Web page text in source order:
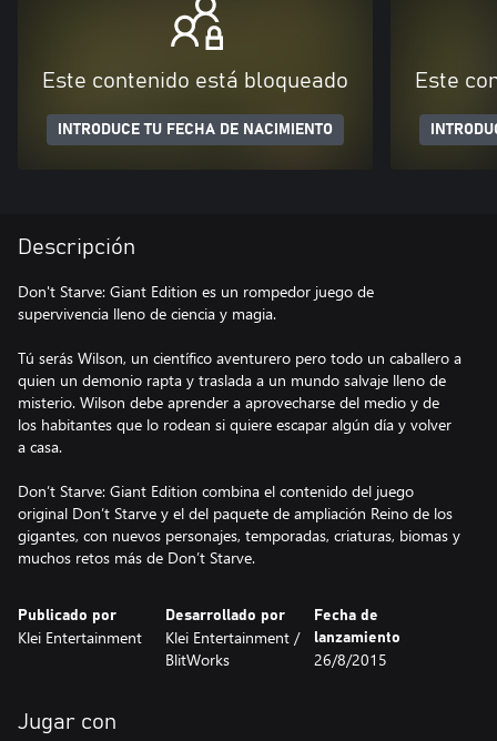
Este contenido está bloqueado
INTRODUCE TU FECHA DE NACIMIENTO
Este
Descripción
Don't Starve: Giant Edition es un rompedor juego de
supervivencia lleno de ciencia y magia.
Tú serás Wilson, un científico aventurero pero todo un caballero a
quien un demonio rapta y traslada a un mundo salvaje lleno de
misterio. Wilson debe aprender a aprovecharse del medio y de
los habitantes que lo rodean si quiere escapar algún día y volver
a casa.
Don’t Starve: Giant Edition combina el contenido del juego
original Don’t Starve y el del paquete de ampliación Reino de los
gigantes, con nuevos personajes, temporadas, criaturas, biomas y
muchos retos más de Don’t Starve.
Publicado por
Klei Entertainment
Desarrollado por
Klei Entertainment /
BlitWorks
Fecha de
lanzamiento
26/8/2015
Jugar con